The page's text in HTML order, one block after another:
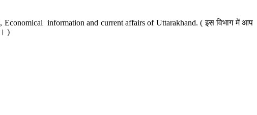
information and current affairs of Uttarakhand. ( इस विभाग में आप
)